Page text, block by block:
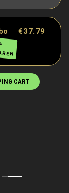
€37.79
CART